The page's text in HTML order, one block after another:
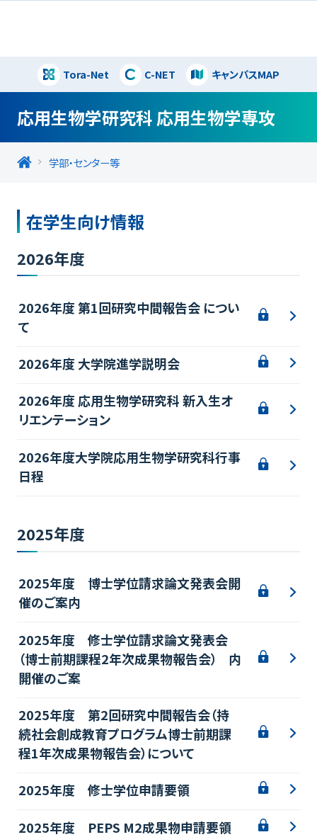
Tora-Net C-NET キャンパスMAP閉じる
応用生物学研究科 応用生物学専攻
学部・センター等
在学生向け情報
2026年度
2026年度 第1回研究中間報告会 につい
て
2026年度 大学院進学説明会
2026年度 応用生物学研究科 新入生オ
リエンテーション
2026年度大学院応用生物学研究科行事
日程
2025年度
2025年度 博士学位請求論文発表会開
催のご案内
2025年度 修士学位請求論文発表会
（博士前期課程2年次成果物報告会）
開催のご案
内
2025年度 第2回研究中間報告会（持
続社会創成教育プログラム博士前期課
程1年次成果物報告会）について
2025年度 修士学位申請要領
2025年度 PEPS M2成果物申請要領